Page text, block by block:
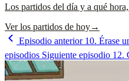
Los partidos del día y a qué
Ver los partidos de hoy→
Episodio anterior 10. Érase
episodios Siguiente episodio 12.